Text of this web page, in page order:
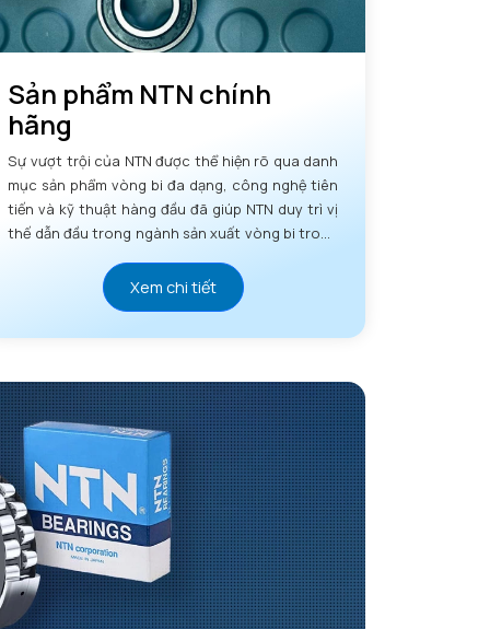
Sản phẩm NTN chính
hãng
Sự vượt trội của NTN được thể hiện rõ qua danh
mục sản phẩm vòng bi đa dạng, công nghệ tiên
tiến và kỹ thuật hàng đầu đã giúp NTN duy trì vị
thế dẫn đầu trong ngành sản xuất vòng bi trong
Xem chi tiết